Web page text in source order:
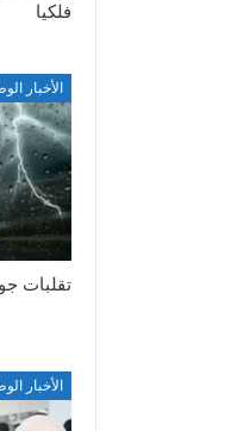
فلكيا
الأخبار
تقلبات
الأخبار